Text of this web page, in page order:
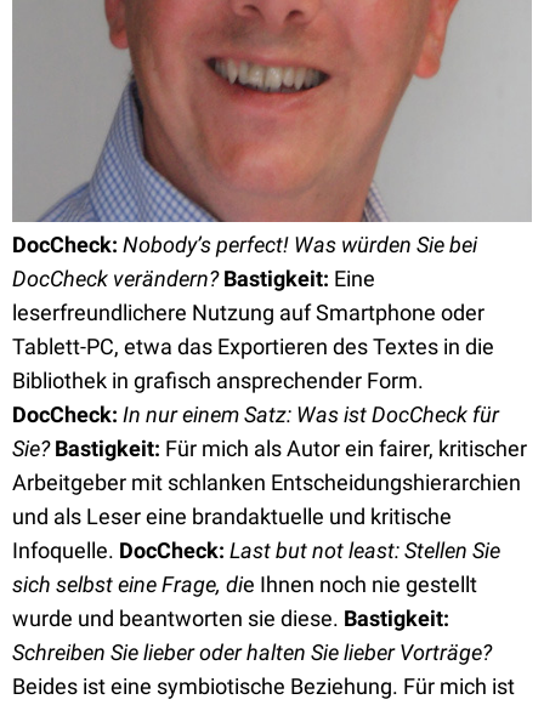
DocCheck: Nobody’s perfect! Was würden Sie bei
DocCheck verändern? Bastigkeit: Eine
leserfreundlichere Nutzung auf Smartphone oder
Tablett-PC, etwa das Exportieren des Textes in die
Bibliothek in grafisch ansprechender Form.
DocCheck: In nur einem Satz: Was ist DocCheck für
Sie? Bastigkeit: Für mich als Autor ein fairer, kritischer
Arbeitgeber mit schlanken Entscheidungshierarchien
und als Leser eine brandaktuelle und kritische
Infoquelle. DocCheck: Last but not least: Stellen Sie
sich selbst eine Frage, die Ihnen noch nie gestellt
wurde und beantworten sie diese. Bastigkeit:
Schreiben Sie lieber oder halten Sie lieber Vorträge?
Beides ist eine symbiotische Beziehung. Für mich ist